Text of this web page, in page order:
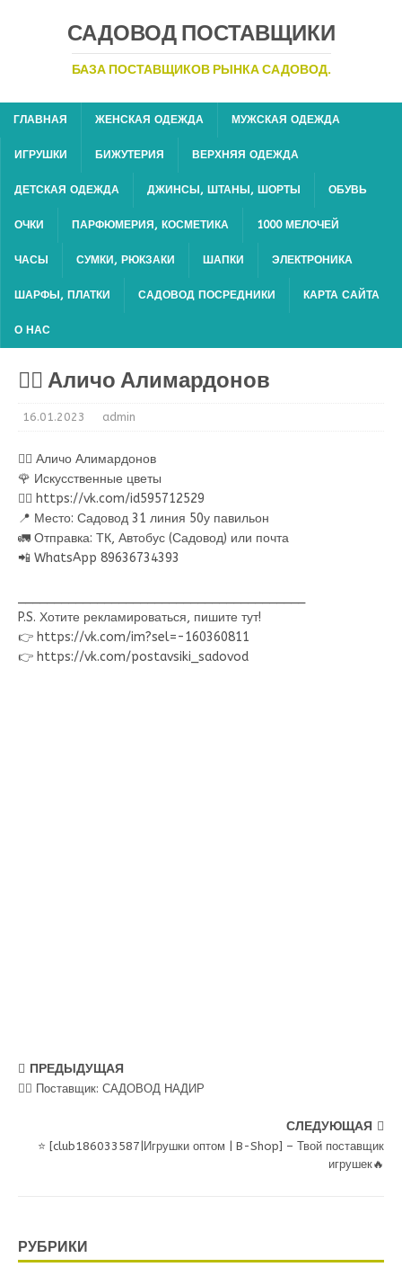
САДОВОД ПОСТАВЩИКИ
БАЗА ПОСТАВЩИКОВ РЫНКА САДОВОД.
ГЛАВНАЯ ЖЕНСКАЯ ОДЕЖДА МУЖСКАЯ ОДЕЖДА
ИГРУШКИ БИЖУТЕРИЯ ВЕРХНЯЯ ОДЕЖДА
ДЕТСКАЯ ОДЕЖДА ДЖИНСЫ, ШТАНЫ, ШОРТЫ ОБУВЬ
ОЧКИ ПАРФЮМЕРИЯ, КОСМЕТИКА 1000 МЕЛОЧЕЙ
ЧАСЫ СУМКИ, РЮКЗАКИ ШАПКИ ЭЛЕКТРОНИКА
ШАРФЫ, ПЛАТКИ САДОВОД ПОСРЕДНИКИ КАРТА САЙТА
О НАС
🙋‍♂ Аличо Алимардонов
16.01.2023 admin
🙋‍♂ Аличо Алимардонов
🌹 Искусственные цветы
👉🏻 https://vk.com/id595712529
📍 Место: Садовод 31 линия 50у павильон
🚛 Отправка: ТК, Автобус (Садовод) или почта
📲 WhatsApp 89636734393
P.S. Хотите рекламироваться, пишите тут!
👉 https://vk.com/im?sel=-160360811
👉 https://vk.com/postavsiki_sadovod
ПРЕДЫДУЩАЯ
💁‍♂ Поставщик: САДОВОД НАДИР
СЛЕДУЮЩАЯ
⭐ [club186033587|Игрушки оптом | B-Shop] – Твой поставщик
игрушек🔥
РУБРИКИ